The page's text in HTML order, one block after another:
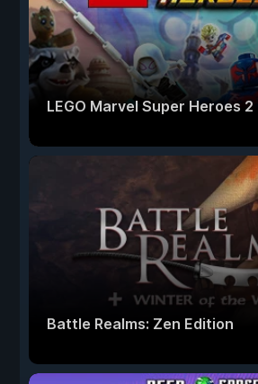
LEGO Marvel Super Heroes 2
Battle Realms: Zen Edition